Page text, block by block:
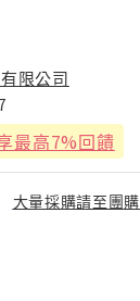
限公司
最高7%回饋
大量採購請至團